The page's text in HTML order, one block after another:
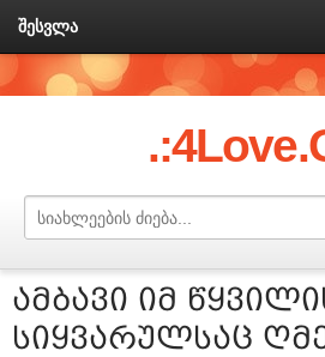
შესვლა
ამბავი იმ
სიყვარულსაც